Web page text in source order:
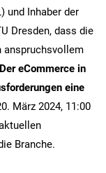
und Inhaber der
Dresden, dass die
anspruchsvollem
Der eCommerce in
eine
März 2024, 11:00
Branche.